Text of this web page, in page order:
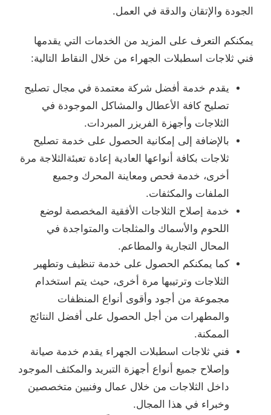
الجودة والإتقان والدقة في العمل.
يمكنكم التعرف على المزيد من الخدمات التي يقدمها
فني ثلاجات اسطبلات الجهراء من خلال النقاط التالية:
يقدم خدمة أفضل شركة معتمدة في مجال تصليح
تصليح كافة الأعطال والمشاكل الموجودة في
الثلاجات وأجهزة الفريزر المبردات.
بالإضافة إلى إمكانية الحصول على خدمة تصليح
ثلاجات بكافة أنواعها العادية إعادة تعبئةالثلاجة مرة
أخرى، خدمة فحص ومعاينة المحرك وجميع
الملفات والمكثفات.
خدمة إصلاح الثلاجات الأفقية المخصصة لوضع
اللحوم والأسماك والمثلجات والمتواجدة في
المحال التجارية والمطاعم.
كما يمكنكم الحصول على خدمة تنظيف وتطهير
الثلاجات وترتيبها مرة أخرى، حيث يتم استخدام
مجموعة من أجود وأقوى أنواع المنظفات
والمطهرات من أجل الحصول على أفضل النتائج
الممكنة.
فني ثلاجات اسطبلات الجهراء يقدم خدمة صيانة
وإصلاح جميع أنواع أجهزة التبريد والمكثف الموجود
داخل الثلاجات من خلال عمال وفنيين متخصصين
وخبراء في هذا المجال.